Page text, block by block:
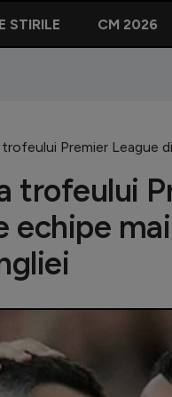
STIRILE CM 2026
Premier League
trofeului